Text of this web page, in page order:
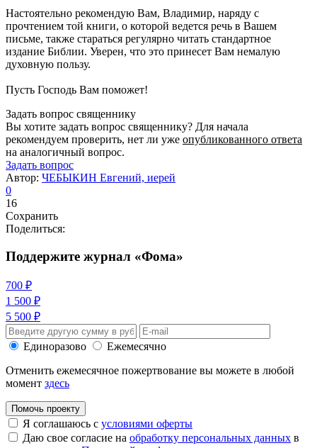
Настоятельно рекомендую Вам, Владимир, наряду с
прочтением той книги, о которой ведется речь в Вашем
письме, также стараться регулярно читать стандартное
издание Библии. Уверен, что это принесет Вам немалую
духовную пользу.
Пусть Господь Вам поможет!
Задать вопрос священнику
Вы хотите задать вопрос священнику? Для начала
рекомендуем проверить, нет ли уже опубликованного ответа
на аналогичный вопрос.
Задать вопрос
Автор: ЧЕБЫКИН Евгений, иерей
0
16
Сохранить
Поделиться:
Поддержите журнал «Фома»
700 ₽
1 500 ₽
5 500 ₽
Единоразово
Ежемесячно
Отменить ежемесячное пожертвование вы можете в любой
момент здесь
Помочь проекту
Я соглашаюсь с условиями оферты
Даю свое согласие на обработку персональных данных в